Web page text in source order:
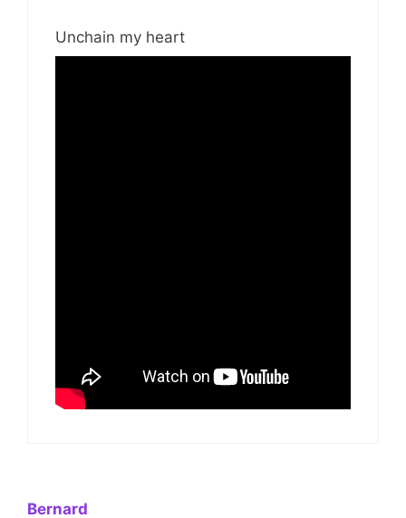
Unchain my heart
Bernard